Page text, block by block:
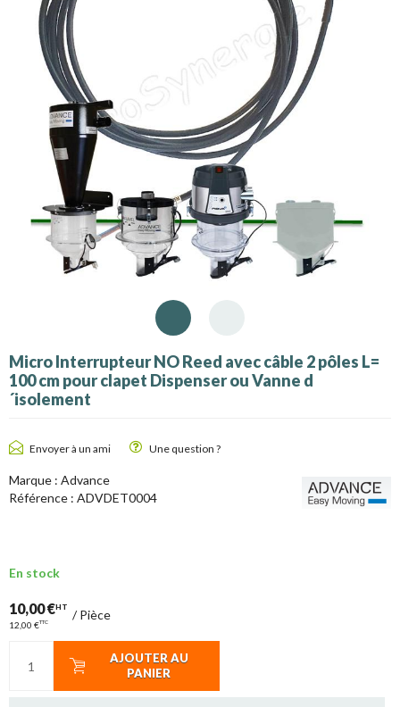
Micro Interrupteur NO Reed avec câble 2 pôles L=
100 cm pour clapet Dispenser ou Vanne d
´isolement
Envoyer à un ami Une question ?
Marque : Advance
Référence : ADVDET0004
En stock
10,00 €HT
12,00 €TTC /Pièce
AJOUTER AU
PANIER